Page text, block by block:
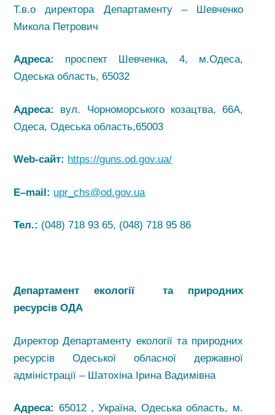
Т.в.о директора Департаменту – Шевченко
Микола Петрович
Адреса:
проспект Шевченка, 4, м.Одеса,
Одеська область, 65032
Адреса:
вул. Чорноморського козацтва, 66А,
Одеса, Одеська область,65003
Web-сайт: https://guns.od.gov.ua/
E–mail: upr_chs@od.gov.ua
Тел.: (048) 718 93 65, (048) 718 95 86
Департамент екології та природних
ресурсів ОДА
Директор Департаменту екології та природних
ресурсів Одеської обласної державної
адміністрації – Шатохіна Ірина Вадимівна
Адреса: 65012 , Україна, Одеська область, м.